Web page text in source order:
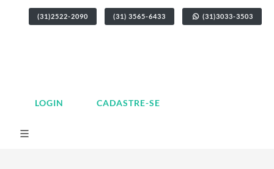
(31)2522-2090 (31) 3565-6433 (31)3033-3503
LOGIN CADASTRE-SE